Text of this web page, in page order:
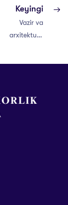
Keyingi
Vazir va
arxitektura
rahbarlari